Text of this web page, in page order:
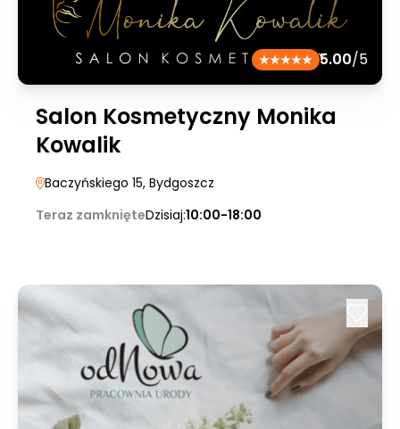
5.00/5
Salon Kosmetyczny Monika
Kowalik
Baczyńskiego 15, Bydgoszcz
Teraz zamknięteDzisiaj:10:00-18:00